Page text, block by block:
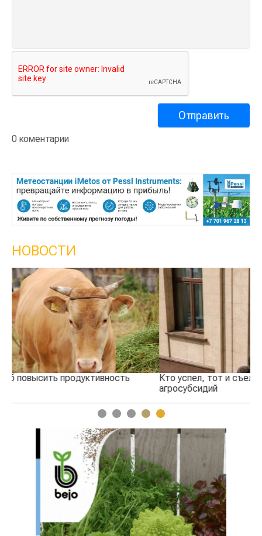
0 коментарии
НОВОСТИ
Кто успел, тот и съел: новые правила выдачи
1 2 3 4 5